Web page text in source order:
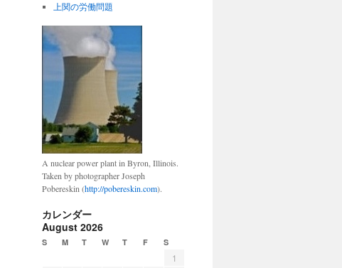
上関の労働問題
A nuclear power plant in Byron, Illinois.
Taken by photographer Joseph
Pobereskin (http://pobereskin.com).
カレンダー
August 2026
S M T W T F S
1